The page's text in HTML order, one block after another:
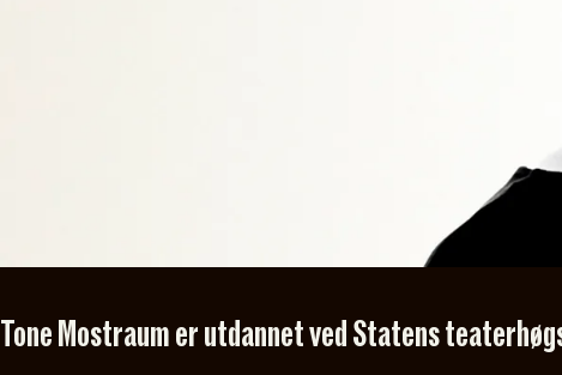
Tone Mostraum er utdannet ved Statens